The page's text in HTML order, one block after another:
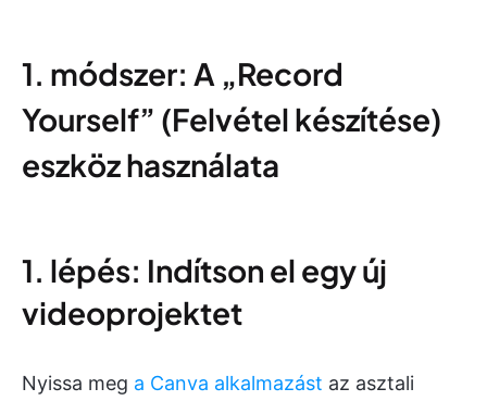
1. módszer: A „Record
Yourself” (Felvétel készítése)
eszköz használata
1. lépés: Indítson el egy új
videoprojektet
Nyissa meg a Canva alkalmazást az asztali